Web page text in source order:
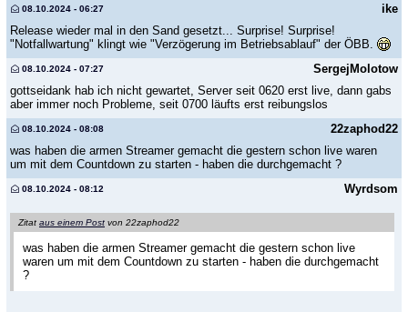
ike
08.10.2024 - 06:27
Release wieder mal in den Sand gesetzt... Surprise! Surprise!
"Notfallwartung" klingt wie "Verzögerung im Betriebsablauf" der ÖBB.
SergejMolotow
08.10.2024 - 07:27
gottseidank hab ich nicht gewartet, Server seit 0620 erst live, dann gabs
aber immer noch Probleme, seit 0700 läufts erst reibungslos
22zaphod22
08.10.2024 - 08:08
was haben die armen Streamer gemacht die gestern schon live waren
um mit dem Countdown zu starten - haben die durchgemacht ?
Wyrdsom
08.10.2024 - 08:12
Zitat aus einem Post von 22zaphod22
was haben die armen Streamer gemacht die gestern schon live
waren um mit dem Countdown zu starten - haben die durchgemacht
?